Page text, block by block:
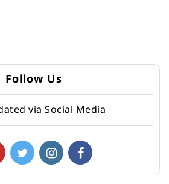
Follow Us
via Social Media